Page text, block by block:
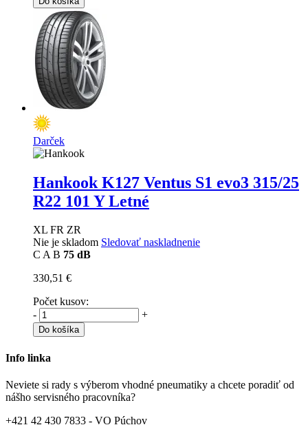
Darček
Hankook K127 Ventus S1 evo3 315/25
R22 101 Y Letné
XL FR ZR
Nie je skladom Sledovať naskladnenie
C A B 75 dB
330,51 €
Počet kusov:
-
+
Do košíka
Info linka
Neviete si rady s výberom vhodné pneumatiky a chcete poradiť od
nášho servisného pracovníka?
+421 42 430 7833 - VO Púchov